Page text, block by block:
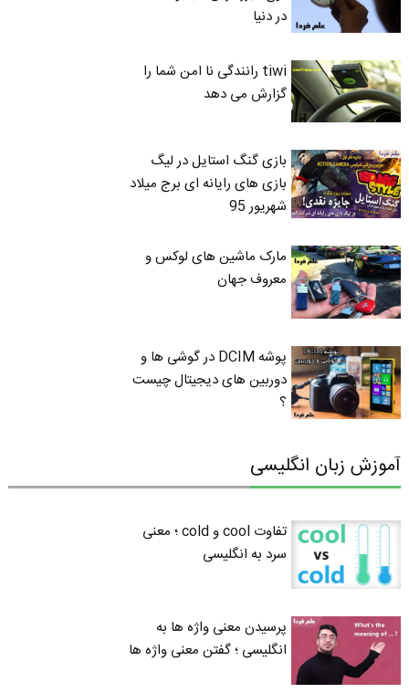
در دنیا
tiwi رانندگی نا امن شما را
گزارش می دهد
بازی گنگ استایل در لیگ
بازی های رایانه ای برج میلاد
شهریور 95
مارک ماشین های لوکس و
معروف جهان
پوشه DCIM در گوشی ها و
دوربین های دیجیتال چیست
؟
آموزش زبان انگلیسی
تفاوت cool و cold ؛ معنی
سرد به انگلیسی
پرسیدن معنی واژه ها به
انگلیسی ؛ گفتن معنی واژه ها